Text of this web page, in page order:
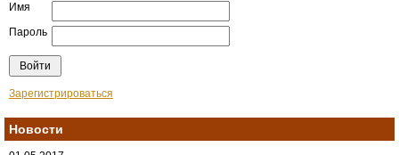
Имя
Пароль
Зарегистрироваться
Новости